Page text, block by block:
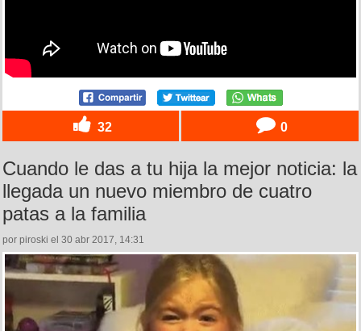
32 0
Cuando le das a tu hija la mejor noticia: la
llegada un nuevo miembro de cuatro
patas a la familia
por piroski el 30 abr 2017, 14:31